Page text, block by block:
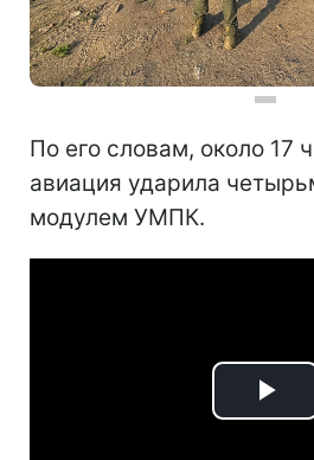
По его словам, около 17
авиация ударила
модулем УМПК.